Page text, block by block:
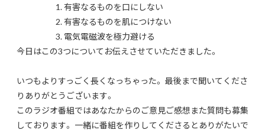
有害なるものを口にしない
有害なるものを肌につけない
電気電磁波を極力避ける
今日はこの3つについてお伝えさせていただきました。
いつもよりすっごく長くなっちゃった。 最後まで聞いてくださ
りありがとうございます。
このラジオ番組ではあなたからのご意見ご感想また質問も募集
しております。 一緒に番組を作りしてくださるとありがたいで